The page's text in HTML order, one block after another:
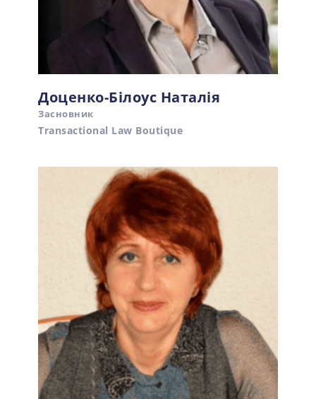
Доценко-Білоус Наталія
Засновник
Transactional Law Boutique